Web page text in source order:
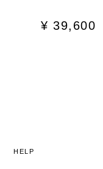
¥ 39,600
HELP